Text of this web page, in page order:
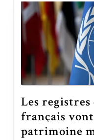
Les registres
français
patrimoine